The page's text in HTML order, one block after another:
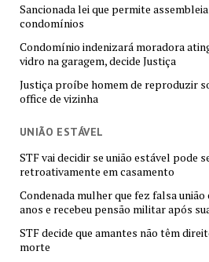
Sancionada lei que permite
condomínios
Condomínio indenizará moradora
vidro na garagem, decide Justiça
Justiça proíbe homem de reproduzir
office de vizinha
UNIÃO ESTÁVEL
STF vai decidir se união estável pode
retroativamente em casamento
Condenada mulher que fez falsa
anos e recebeu pensão militar após
STF decide que amantes não têm
morte